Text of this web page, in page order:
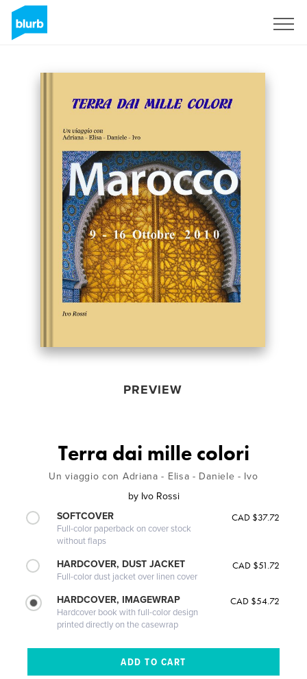
PREVIEW
Terra dai mille colori
Un viaggio con Adriana - Elisa - Daniele - Ivo
by Ivo Rossi
SOFTCOVER
Full-color paperback on cover stock
without flaps
CAD $37.72
HARDCOVER, DUST JACKET
Full-color dust jacket over linen cover
CAD $51.72
HARDCOVER, IMAGEWRAP
Hardcover book with full-color design
printed directly on the casewrap
CAD $54.72